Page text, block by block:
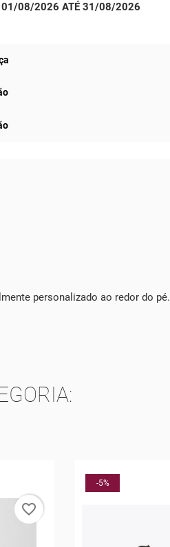
01/08/2026 ATÉ 31/08/2026
personalizado ao redor do pé.
favorite_border
-20%